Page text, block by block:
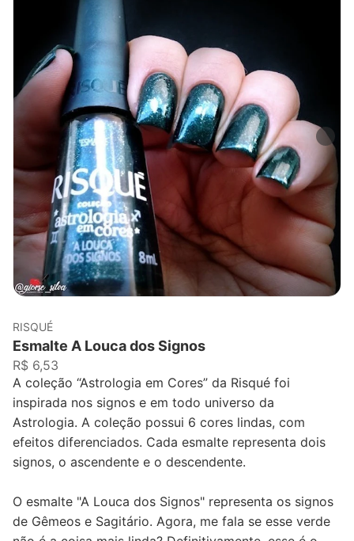
RISQUÉ
Esmalte A Louca dos Signos
R$ 6,53
A coleção “Astrologia em Cores” da Risqué foi
inspirada nos signos e em todo universo da
Astrologia. A coleção possui 6 cores lindas, com
efeitos diferenciados. Cada esmalte representa dois
signos, o ascendente e o descendente.
O esmalte "A Louca dos Signos" representa os signos
de Gêmeos e Sagitário. Agora, me fala se esse verde